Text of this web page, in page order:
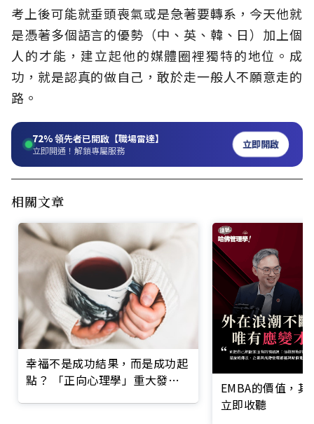
考上後可能就垂頭喪氣或是急著要轉系，今天他就
是憑著多個語言的優勢（中、英、韓、日）加上個
人的才能，建立起他的媒體圈裡獨特的地位。成
功，就是認真的做自己，敢於走一般人不願意走的
路。
72%領先者已開啟【職場雷達】
立即開通！解鎖專屬服務 立即開啟
相關文章
幸福不是成功結果，而是成功起
點？ 「正向心理學」重大發現
EMBA的價值，
立即收聽